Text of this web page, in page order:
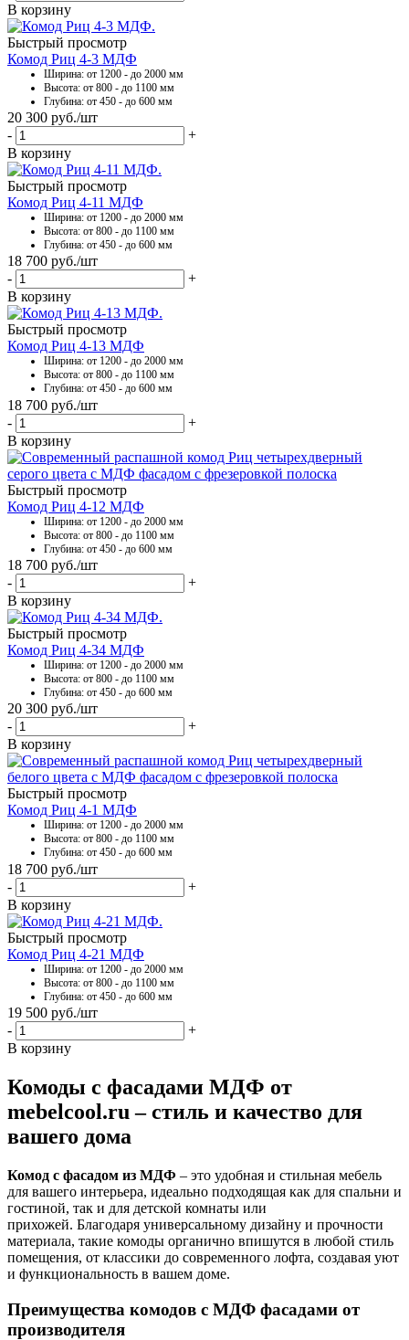
В корзину
Быстрый просмотр
Комод Риц 4-3 МДФ
Ширина: от 1200 - до 2000 мм
Высота: от 800 - до 1100 мм
Глубина: от 450 - до 600 мм
20 300 руб./шт
-
+
В корзину
Быстрый просмотр
Комод Риц 4-11 МДФ
Ширина: от 1200 - до 2000 мм
Высота: от 800 - до 1100 мм
Глубина: от 450 - до 600 мм
18 700 руб./шт
-
+
В корзину
Быстрый просмотр
Комод Риц 4-13 МДФ
Ширина: от 1200 - до 2000 мм
Высота: от 800 - до 1100 мм
Глубина: от 450 - до 600 мм
18 700 руб./шт
-
+
В корзину
Быстрый просмотр
Комод Риц 4-12 МДФ
Ширина: от 1200 - до 2000 мм
Высота: от 800 - до 1100 мм
Глубина: от 450 - до 600 мм
18 700 руб./шт
-
+
В корзину
Быстрый просмотр
Комод Риц 4-34 МДФ
Ширина: от 1200 - до 2000 мм
Высота: от 800 - до 1100 мм
Глубина: от 450 - до 600 мм
20 300 руб./шт
-
+
В корзину
Быстрый просмотр
Комод Риц 4-1 МДФ
Ширина: от 1200 - до 2000 мм
Высота: от 800 - до 1100 мм
Глубина: от 450 - до 600 мм
18 700 руб./шт
-
+
В корзину
Быстрый просмотр
Комод Риц 4-21 МДФ
Ширина: от 1200 - до 2000 мм
Высота: от 800 - до 1100 мм
Глубина: от 450 - до 600 мм
19 500 руб./шт
-
+
В корзину
Комоды с фасадами МДФ от
mebelcool.ru – стиль и качество для
вашего дома
Комод с фасадом из МДФ – это удобная и стильная мебель
для вашего интерьера, идеально подходящая как для спальни и
гостиной, так и для детской комнаты или
прихожей. Благодаря универсальному дизайну и прочности
материала, такие комоды органично впишутся в любой стиль
помещения, от классики до современного лофта, создавая уют
и функциональность в вашем доме.
Преимущества комодов с МДФ фасадами от
производителя